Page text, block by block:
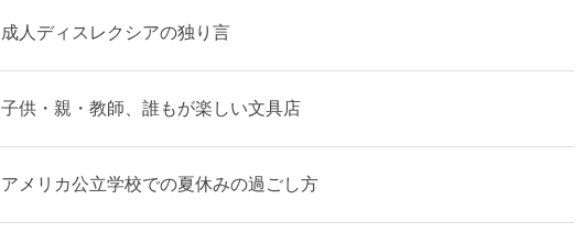
成人ディスレクシアの独り言
子供・親・教師、誰もが楽しい文具店
アメリカ公立学校での夏休みの過ごし方